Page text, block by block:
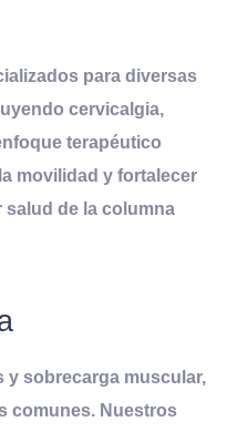
para diversas
cervicalgia,
terapéutico
movilidad y fortalecer
salud de la columna
y sobrecarga muscular,
comunes. Nuestros